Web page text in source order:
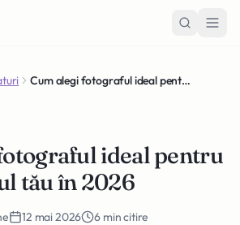
Cum alegi fotograful ideal pentru evenimentul tău în 2026
ideal pentru
tău în 2026
12 mai 2026 6 min citire